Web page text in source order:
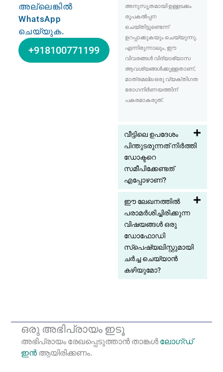
അല്ലെങ്കിൽ
WhatsApp
ചെയ്യുക.
+918100771199
അനുസൃതമായി ഉള്ളടക്കം
രൂപകൽപ്പന
ചെയ്തിട്ടുണ്ടെന്ന്
ഉറപ്പാക്കുകയും ചെയ്യുന്നു.
എന്നിരുന്നാലും, ഈ
വിവരങ്ങൾ വിദ്യാഭ്യാസ
ആവശ്യങ്ങൾക്കുള്ളതാണ്,
മാത്രമല്ല ഒരു വ്യക്തിഗത
രോഗനിർണയത്തിന്
പകരമാകരുത്.
വീട്ടിലെ ഉപദേശം
പിന്തുടരുന്നത് നിർത്തി
ഡോക്ടറെ
സമീപിക്കേണ്ടത്
എപ്പോഴാണ്?
ഈ ലേഖനത്തിൽ
പരാമർശിച്ചിരിക്കുന്ന
വിഷയങ്ങൾ ഒരു
ഡോഫോഡി
സ്പെഷ്യലിസ്റ്റുമായി
ചർച്ച ചെയ്യാൻ
കഴിയുമോ?
ഒരു അഭിപ്രായം ഇടൂ
അഭിപ്രായം രേഖപ്പെടുത്താ‍ൻ താങ്കൾ ലോഗ്ഡ്
ഇൻ ആയിരിക്കണം.